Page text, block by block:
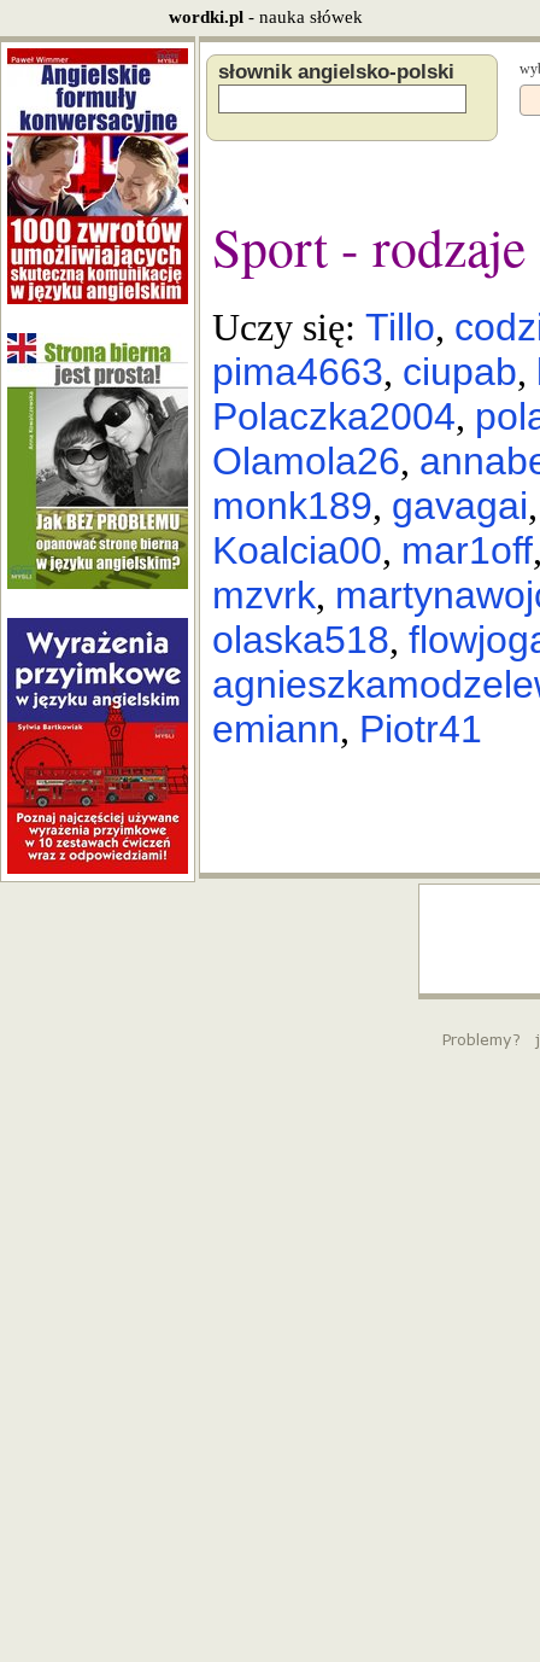
wordki.pl - nauka słówek
słownik angielsko-polski
Sport - rodzaje
Uczy się: Tillo,
pima4663, ciupab,
Polaczka2004,
Olamola26,
monk189, gavagai
Koalcia00, mar1off
mzvrk,
olaska518,
emiann, Piotr41